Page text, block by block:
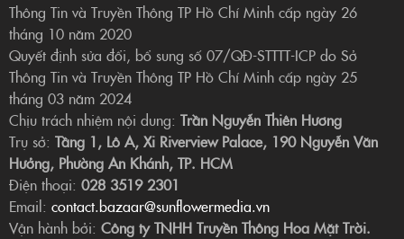
Thông Tin và Truyền Thông TP Hồ Chí Minh cấp ngày 26
tháng 10 năm 2020
Quyết định sửa đổi, bổ sung số 07/QĐ-STTTT-ICP do Sở
Thông Tin và Truyền Thông TP Hồ Chí Minh cấp ngày 25
tháng 03 năm 2024
Chịu trách nhiệm nội dung: Trần Nguyễn Thiên Hương
Trụ sở: Tầng 1, Lô A, Xi Riverview Palace, 190 Nguyễn Văn
Hưởng, Phường An Khánh, TP. HCM
Điện thoại: 028 3519 2301
Email: contact.bazaar@sunflowermedia.vn
Vận hành bởi: Công ty TNHH Truyền Thông Hoa Mặt Trời.